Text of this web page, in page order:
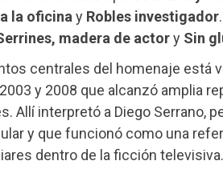
la oficina y Robles investigador
madera de actory Sin
centrales del homenaje está
y 2008 que alcanzó amplia
Allí interpretó a Diego Serrano,
y que funcionó como una
dentro de la ficción televisiva.